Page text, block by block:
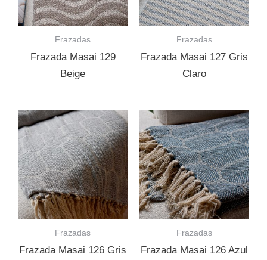
Frazadas
Frazada Masai 129
Beige
Frazadas
Frazada Masai 127 Gris
Claro
Frazadas
Frazada Masai 126 Gris
Frazadas
Frazada Masai 126 Azul